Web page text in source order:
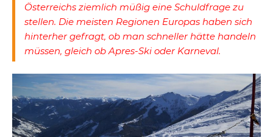
Österreichs ziemlich müßig eine Schuldfrage zu
stellen. Die meisten Regionen Europas haben sich
hinterher gefragt, ob man schneller hätte handeln
müssen, gleich ob Apres-Ski oder Karneval.